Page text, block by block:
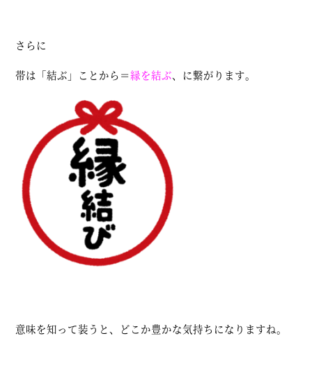
さらに
帯は「結ぶ」ことから＝縁を結ぶ、に繋がります。
意味を知って装うと、どこか豊かな気持ちになりますね。